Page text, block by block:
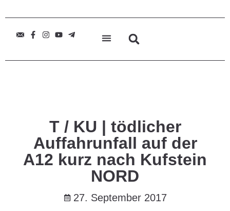
T / KU | tödlicher
Auffahrunfall auf der
A12 kurz nach Kufstein
NORD
27. September 2017